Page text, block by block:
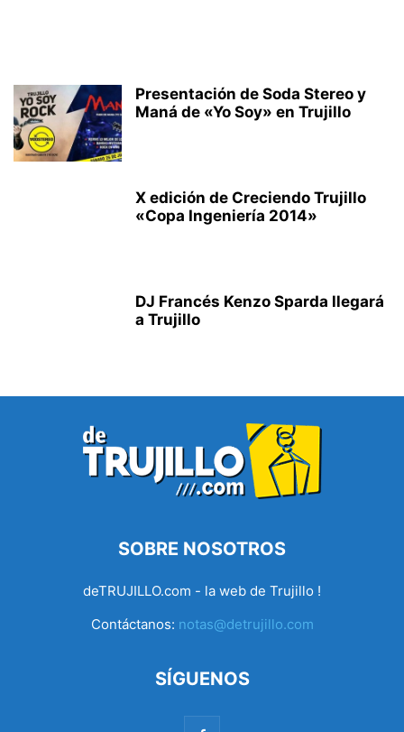
Presentación de Soda Stereo y
Maná de «Yo Soy» en Trujillo
X edición de Creciendo Trujillo
«Copa Ingeniería 2014»
DJ Francés Kenzo Sparda llegará
a Trujillo
SOBRE NOSOTROS
deTRUJILLO.com - la web de Trujillo !
Contáctanos: notas@detrujillo.com
SÍGUENOS